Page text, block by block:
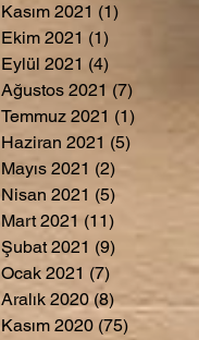
Kasım 2021 (1)
Ekim 2021 (1)
Eylül 2021 (4)
Ağustos 2021 (7)
Temmuz 2021 (1)
Haziran 2021 (5)
Mayıs 2021 (2)
Nisan 2021 (5)
Mart 2021 (11)
Şubat 2021 (9)
Ocak 2021 (7)
Aralık 2020 (8)8 yazı
Kasım 2020 (75) 75 yazı